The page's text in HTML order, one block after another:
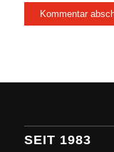
SEIT 1983